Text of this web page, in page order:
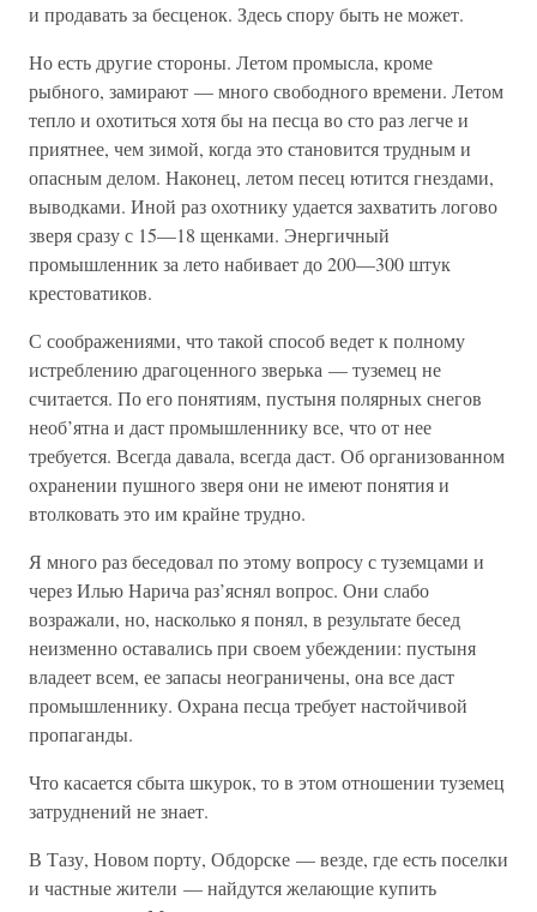
и продавать за бесценок. Здесь спору быть не может.
Но есть другие стороны. Летом промысла, кроме
рыбного, замирают — много свободного времени. Летом
тепло и охотиться хотя бы на песца во сто раз легче и
приятнее, чем зимой, когда это становится трудным и
опасным делом. Наконец, летом песец ютится гнездами,
выводками. Иной раз охотнику удается захватить логово
зверя сразу с 15—18 щенками. Энергичный
промышленник за лето набивает до 200—300 штук
крестоватиков.
С соображениями, что такой способ ведет к полному
истреблению драгоценного зверька — туземец не
считается. По его понятиям, пустыня полярных снегов
необ’ятна и даст промышленнику все, что от нее
требуется. Всегда давала, всегда даст. Об организованном
охранении пушного зверя они не имеют понятия и
втолковать это им крайне трудно.
Я много раз беседовал по этому вопросу с туземцами и
через Илью Нарича раз’яснял вопрос. Они слабо
возражали, но, насколько я понял, в результате бесед
неизменно оставались при своем убеждении: пустыня
владеет всем, ее запасы неограничены, она все даст
промышленнику. Охрана песца требует настойчивой
пропаганды.
Что касается сбыта шкурок, то в этом отношении туземец
затруднений не знает.
В Тазу, Новом порту, Обдорске — везде, где есть поселки
и частные жители — найдутся желающие купить